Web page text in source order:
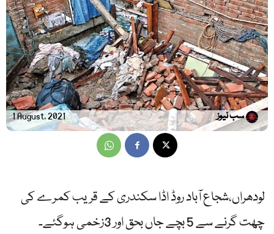
1 August, 2021 سب نیوز
لودھراں،شجاع آباد روڈ اڈا سکندری کے قریب کمرے کی
چھت گرنے سے 5 بچے جاں بحق اور 3زخمی ہوگئے۔